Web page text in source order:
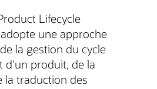
Lifecycle
une approche
la gestion du cycle
d'un produit, de la
la traduction des